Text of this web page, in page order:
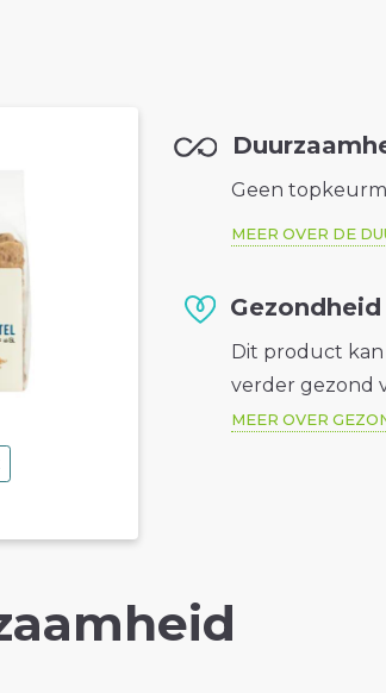
Geen
MEER OVER DE
Gezondheid
Dit product kan
verder gezond
MEER OVER